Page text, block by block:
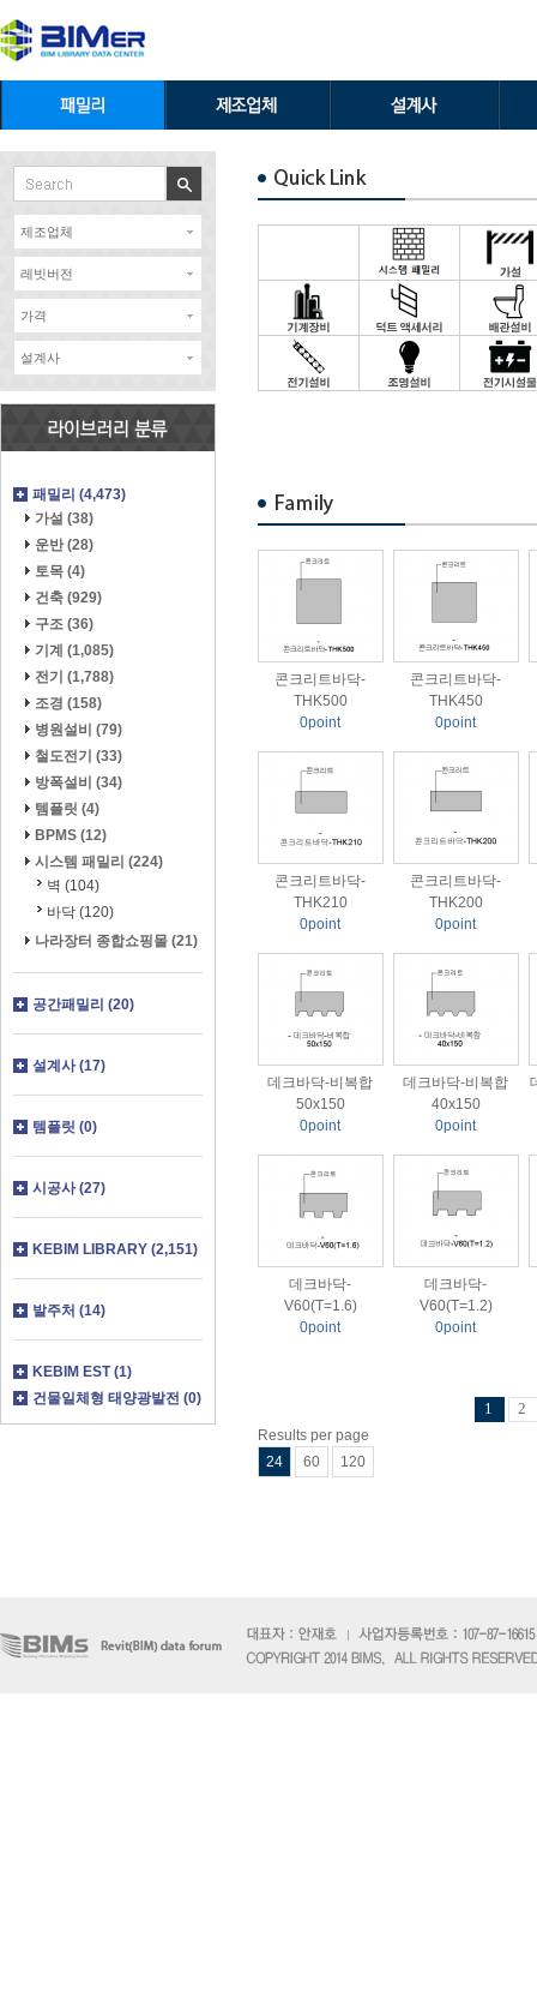
제조업체
레빗버전
가격
설계사
패밀리 (4,473)
가설 (38)
운반 (28)
토목 (4)
건축 (929)
구조 (36)
기계 (1,085)
전기 (1,788)
조경 (158)
병원설비 (79)
철도전기 (33)
방폭설비 (34)
템플릿 (4)
BPMS (12)
시스템 패밀리 (224)
벽 (104)
바닥 (120)
나라장터 종합쇼핑몰 (21)
공간패밀리 (20)
설계사 (17)
템플릿 (0)
시공사 (27)
KEBIM LIBRARY (2,151)
발주처 (14)
KEBIM EST (1)
건물일체형 태양광발전 (0)
콘크리트바닥-
THK500
0point
콘크리트바닥-
THK450
0point
콘크리트바닥-
THK210
0point
콘크리트바닥-
THK200
0point
데크바닥-비복합
50x150
0point
데크바닥-비복합
40x150
0point
데크바닥-
V60(T=1.6)
0point
데크바닥-
V60(T=1.2)
0point
1 2
Results per page
24
60 120